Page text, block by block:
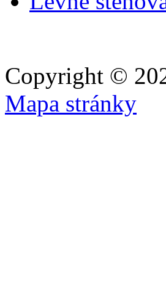
Copyright ©
Mapa stránky